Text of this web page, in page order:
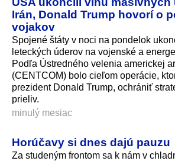
Irán, Donald Trump hovorí o
vojakov
Spojené štáty v noci na pondelok
leteckých úderov na vojenské a
Podľa Ústredného velenia americkej
(CENTCOM) bolo cieľom operácie,
prezident Donald Trump, ochrániť
prieliv.
minulý mesiac
Horúčavy si dnes dajú pauzu
Za studeným frontom sa k nám v